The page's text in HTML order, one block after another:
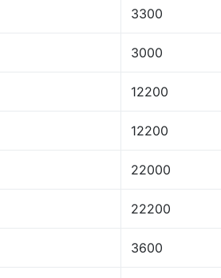
3300
3000
12200
12200
22000
22200
3600